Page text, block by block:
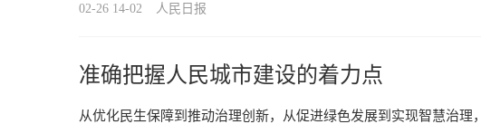
02-26 14-02 人民日报
准确把握人民城市建设的着力点
从优化民生保障到推动治理创新，从促进绿色发展到实现智慧治